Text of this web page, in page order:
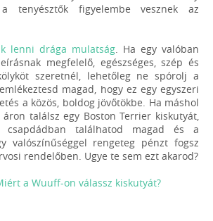
tenyésztők figyelembe vesznek az
lenni drága mulatság. Ha egy valóban
megfelelő, egészséges, szép és
szeretnél, lehetőleg ne spórolj a
magad, hogy ez egy egyszeri
a közös, boldog jövőtökbe. Ha máshol
találsz egy Boston Terrier kiskutyát,
találhatod magad és a
valószínűséggel rengeteg pénzt fogsz
rendelőben. Ugye te sem ezt akarod?
a Wuuff-on válassz kiskutyát?